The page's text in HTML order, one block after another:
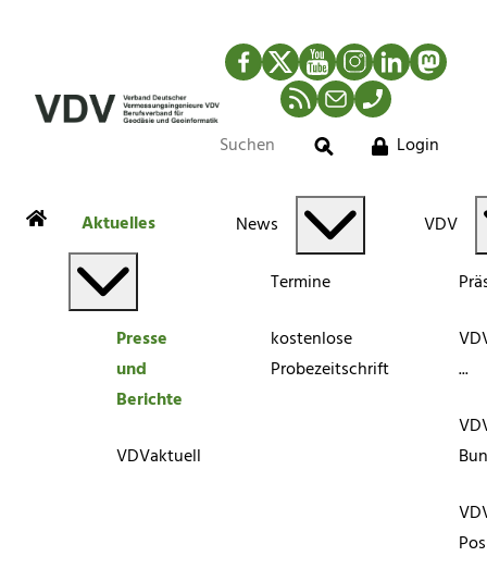
Facebook
TwitterYouTubeInstagram
LinkedIn
RSS-Newsfeed
MailTelefon
Suche
Login
Aktuelles
Presse
und
Berichte
VDVaktuell
News
Termine
kostenlose
Probezeitschrift
VDV
...